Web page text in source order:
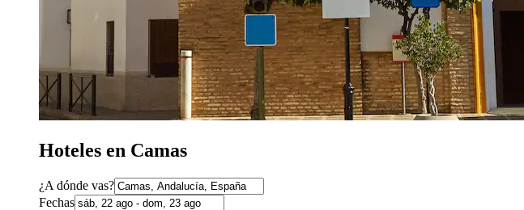
Hoteles en Camas
¿A dónde vas?
Fechas